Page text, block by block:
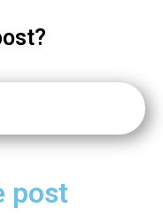
post